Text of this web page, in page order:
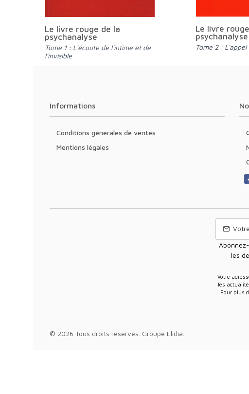
Le livre rouge de la
psychanalyse
Tome 1 : L'écoute de l'intime et de
l'invisible
Le livre
psychanalyse
Tome 2 :
Informations
Conditions générales de ventes
Mentions légales
les
Votre adresse e-mail sera uniquement utilisée pour vous envoyer des informations sur
les
Pour plus
© 2026 Tous droits réservés. Groupe Elidia